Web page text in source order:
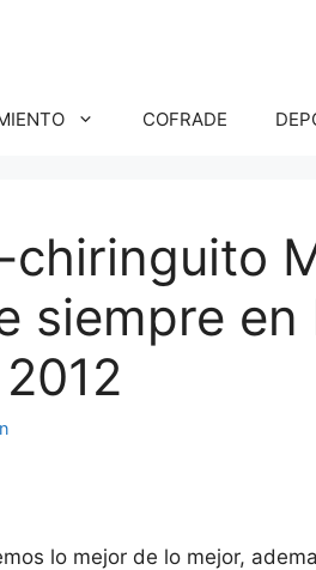
COFRADE
chiringuito
siempre en
lo mejor de lo mejor,